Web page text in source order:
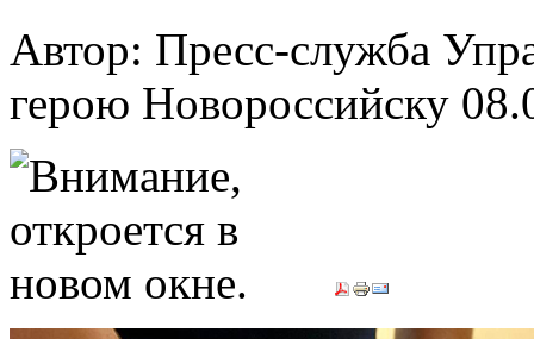
Автор: Пресс-служба
герою Новороссийску